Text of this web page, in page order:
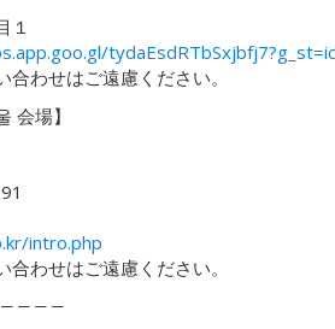
１
tydaEsdRTbSxjbfj7?g_st=ic
わせはご遠慮ください。
会場】
intro.php
わせはご遠慮ください。